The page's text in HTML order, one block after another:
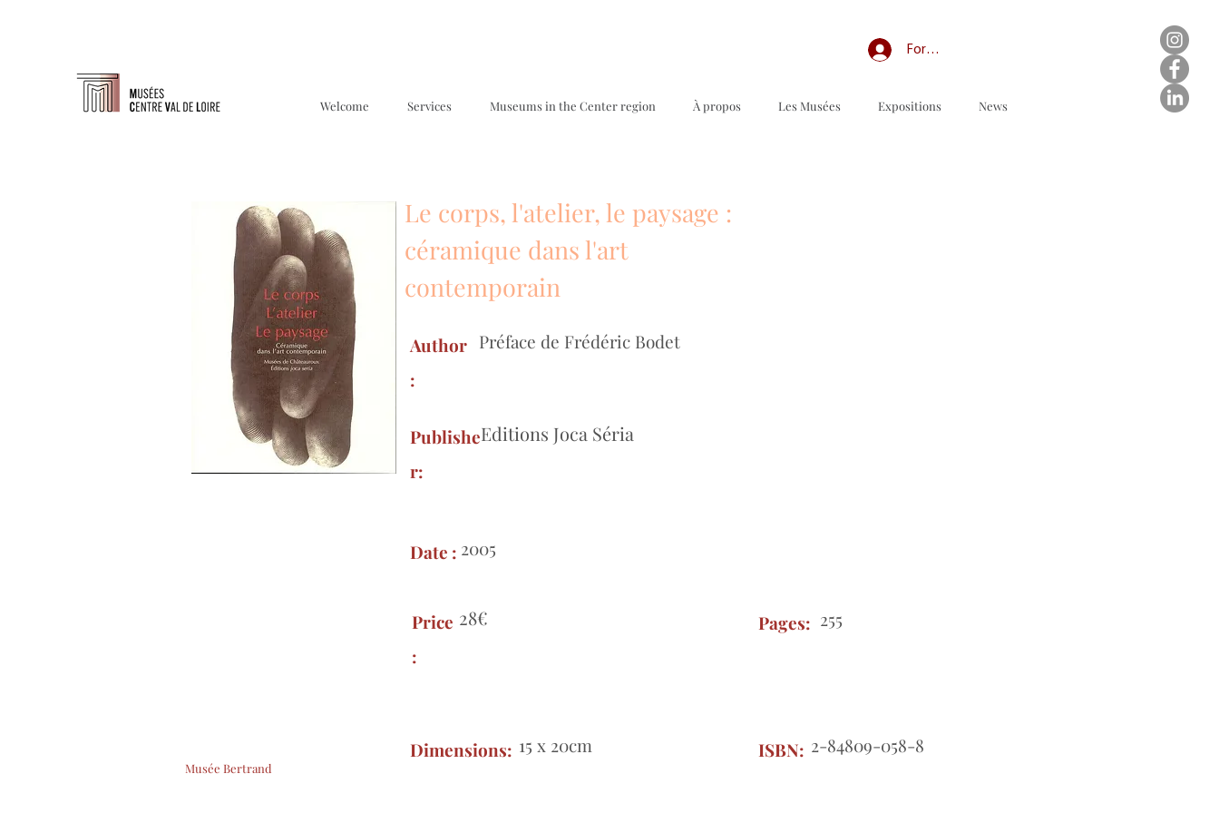
Forum professionnel/My Groups
Welcome Services Museums in the Center region À propos Les Musées Expositions News
Le corps, l'atelier, le paysage :
céramique dans l'art
contemporain
Author
:
Préface de Frédéric Bodet
Editions Joca Séria
Publishe
r:
2005
Date :
28€
Price
:
255
Pages:
Musée Bertrand
15 x 20cm
Dimensions: 2-84809-058-8
ISBN: